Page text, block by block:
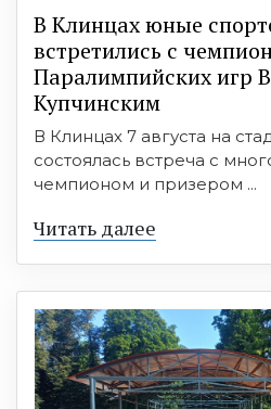
В Клинцах юные
встретились с
Паралимпийских игр
Купчинским
В Клинцах 7 августа на
состоялась встреча с
чемпионом и призером ...
Читать далее